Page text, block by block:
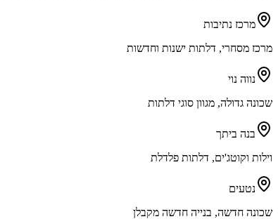
מרכז נתיבות
מרכז מסחרי, דלתות ישנות וחדשות
נווה נוי
שכונה גדולה, מגוון סוגי דלתות
בנה ביתך
וילות וקוטג'ים, דלתות פלדלת
נטעים
שכונה חדשה, בנייה חדשה מקבלן